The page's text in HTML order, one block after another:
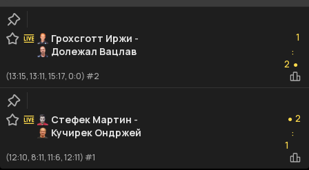
Грохсготт Иржи -
Долежал Вацлав
1
:
2 ●
(13:15, 13:11, 15:17, 0:0) #2
Стефек Мартин -
Кучирек Ондржей
● 2
:
1
(12:10, 8:11, 11:6, 12:11) #1